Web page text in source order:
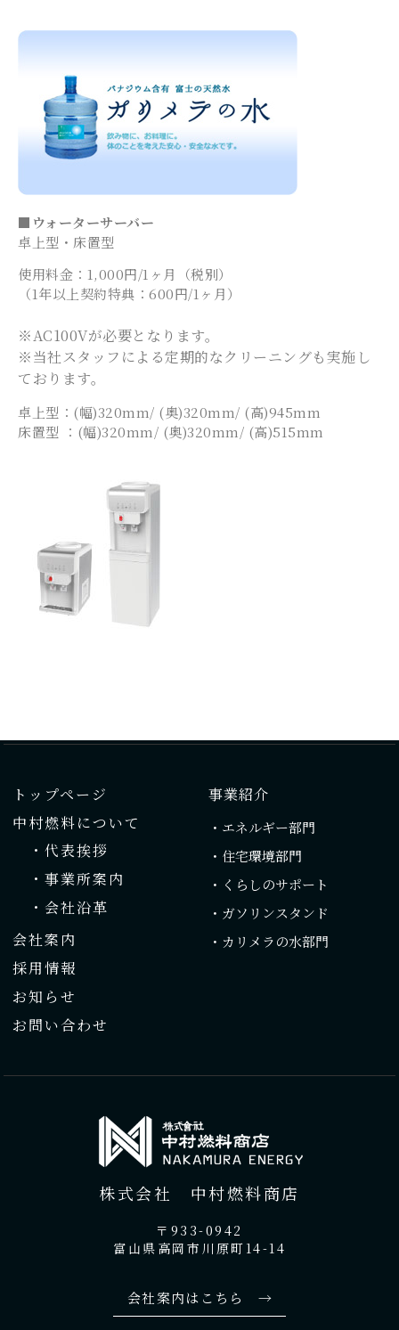
■ウォーターサーバー
卓上型・床置型
使用料金：1,000円/1ヶ月（税別）
（1年以上契約特典：600円/1ヶ月）
※AC100Vが必要となります。
※当社スタッフによる定期的なクリーニングも実施し
ております。
卓上型：(幅)320mm/ (奥)320mm/ (高)945mm
床置型 ：(幅)320mm/ (奥)320mm/ (高)515mm
トップページ
中村燃料について
・代表挨拶
・事業所案内
・会社沿革
会社案内
採用情報
お知らせ
お問い合わせ
事業紹介
・エネルギー部門
・住宅環境部門
・くらしのサポート
・ガソリンスタンド
・カリメラの水部門
株式会社 中村燃料商店
〒933-0942
富山県高岡市川原町14-14
会社案内はこちら →